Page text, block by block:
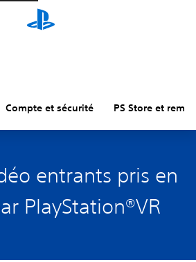
Compte et sécurité PS Store et
entrants pris en
PlayStation®VR